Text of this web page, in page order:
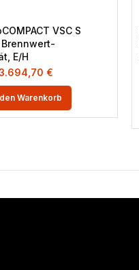
VSC S
E/H
€
Warenkorb